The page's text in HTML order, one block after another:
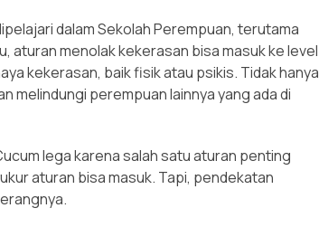
dalam Sekolah Perempuan, terutama
aturan menolak kekerasan bisa masuk ke level
kekerasan, baik fisik atau psikis. Tidak hanya
melindungi perempuan lainnya yang ada di
lega karena salah satu aturan penting
aturan bisa masuk. Tapi, pendekatan